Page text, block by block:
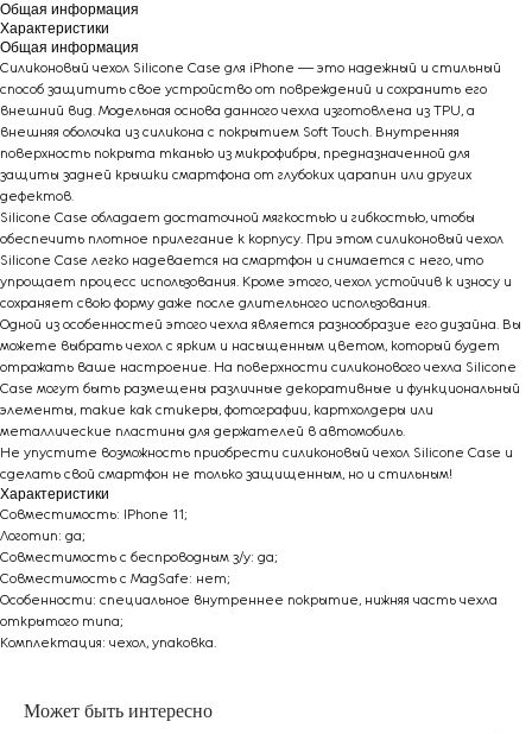
Общая информация
Характеристики
Общая информация
Силиконовый чехол Silicone Case для iPhone — это надежный и стильный
способ защитить свое устройство от повреждений и сохранить его
внешний вид. Модельная основа данного чехла изготовлена из TPU, а
внешняя оболочка из силикона с покрытием Soft Touch. Внутренняя
поверхность покрыта тканью из микрофибры, предназначенной для
защиты задней крышки смартфона от глубоких царапин или других
дефектов.
Silicone Case обладает достаточной мягкостью и гибкостью, чтобы
обеспечить плотное прилегание к корпусу. При этом силиконовый чехол
Silicone Case легко надевается на смартфон и снимается с него, что
упрощает процесс использования. Кроме этого, чехол устойчив к износу и
сохраняет свою форму даже после длительного использования.
Одной из особенностей этого чехла является разнообразие его дизайна. Вы
можете выбрать чехол с ярким и насыщенным цветом, который будет
отражать ваше настроение. На поверхности силиконового чехла Silicone
Case могут быть размещены различные декоративные и функциональный
элементы, такие как стикеры, фотографии, картхолдеры или
металлические пластины для держателей в автомобиль.
Не упустите возможность приобрести силиконовый чехол Silicone Case и
сделать свой смартфон не только защищенным, но и стильным!
Характеристики
Совместимость: IPhone 11;
Логотип: да;
Совместимость с беспроводным з/у: да;
Совместимость с MagSafe: нет;
Особенности: специальное внутреннее покрытие, нижняя часть чехла
открытого типа;
Комплектация: чехол, упаковка.
Может быть интересно